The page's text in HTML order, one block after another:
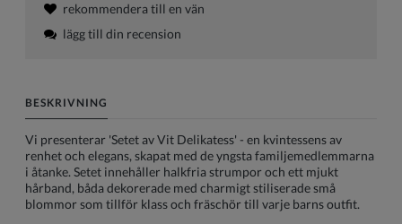
rekommendera till en vän
lägg till din recension
BESKRIVNING
Vi presenterar 'Setet av Vit Delikatess' - en kvintessens av
renhet och elegans, skapat med de yngsta familjemedlemmarna
i åtanke. Setet innehåller halkfria strumpor och ett mjukt
hårband, båda dekorerade med charmigt stiliserade små
blommor som tillför klass och fräschör till varje barns outfit.